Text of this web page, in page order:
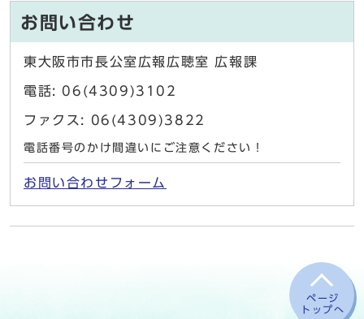
お問い合わせ
東大阪市市長公室広報広聴室 広報課
電話: 06(4309)3102
ファクス: 06(4309)3822
電話番号のかけ間違いにご注意ください！
お問い合わせフォーム
ページ
トップへ